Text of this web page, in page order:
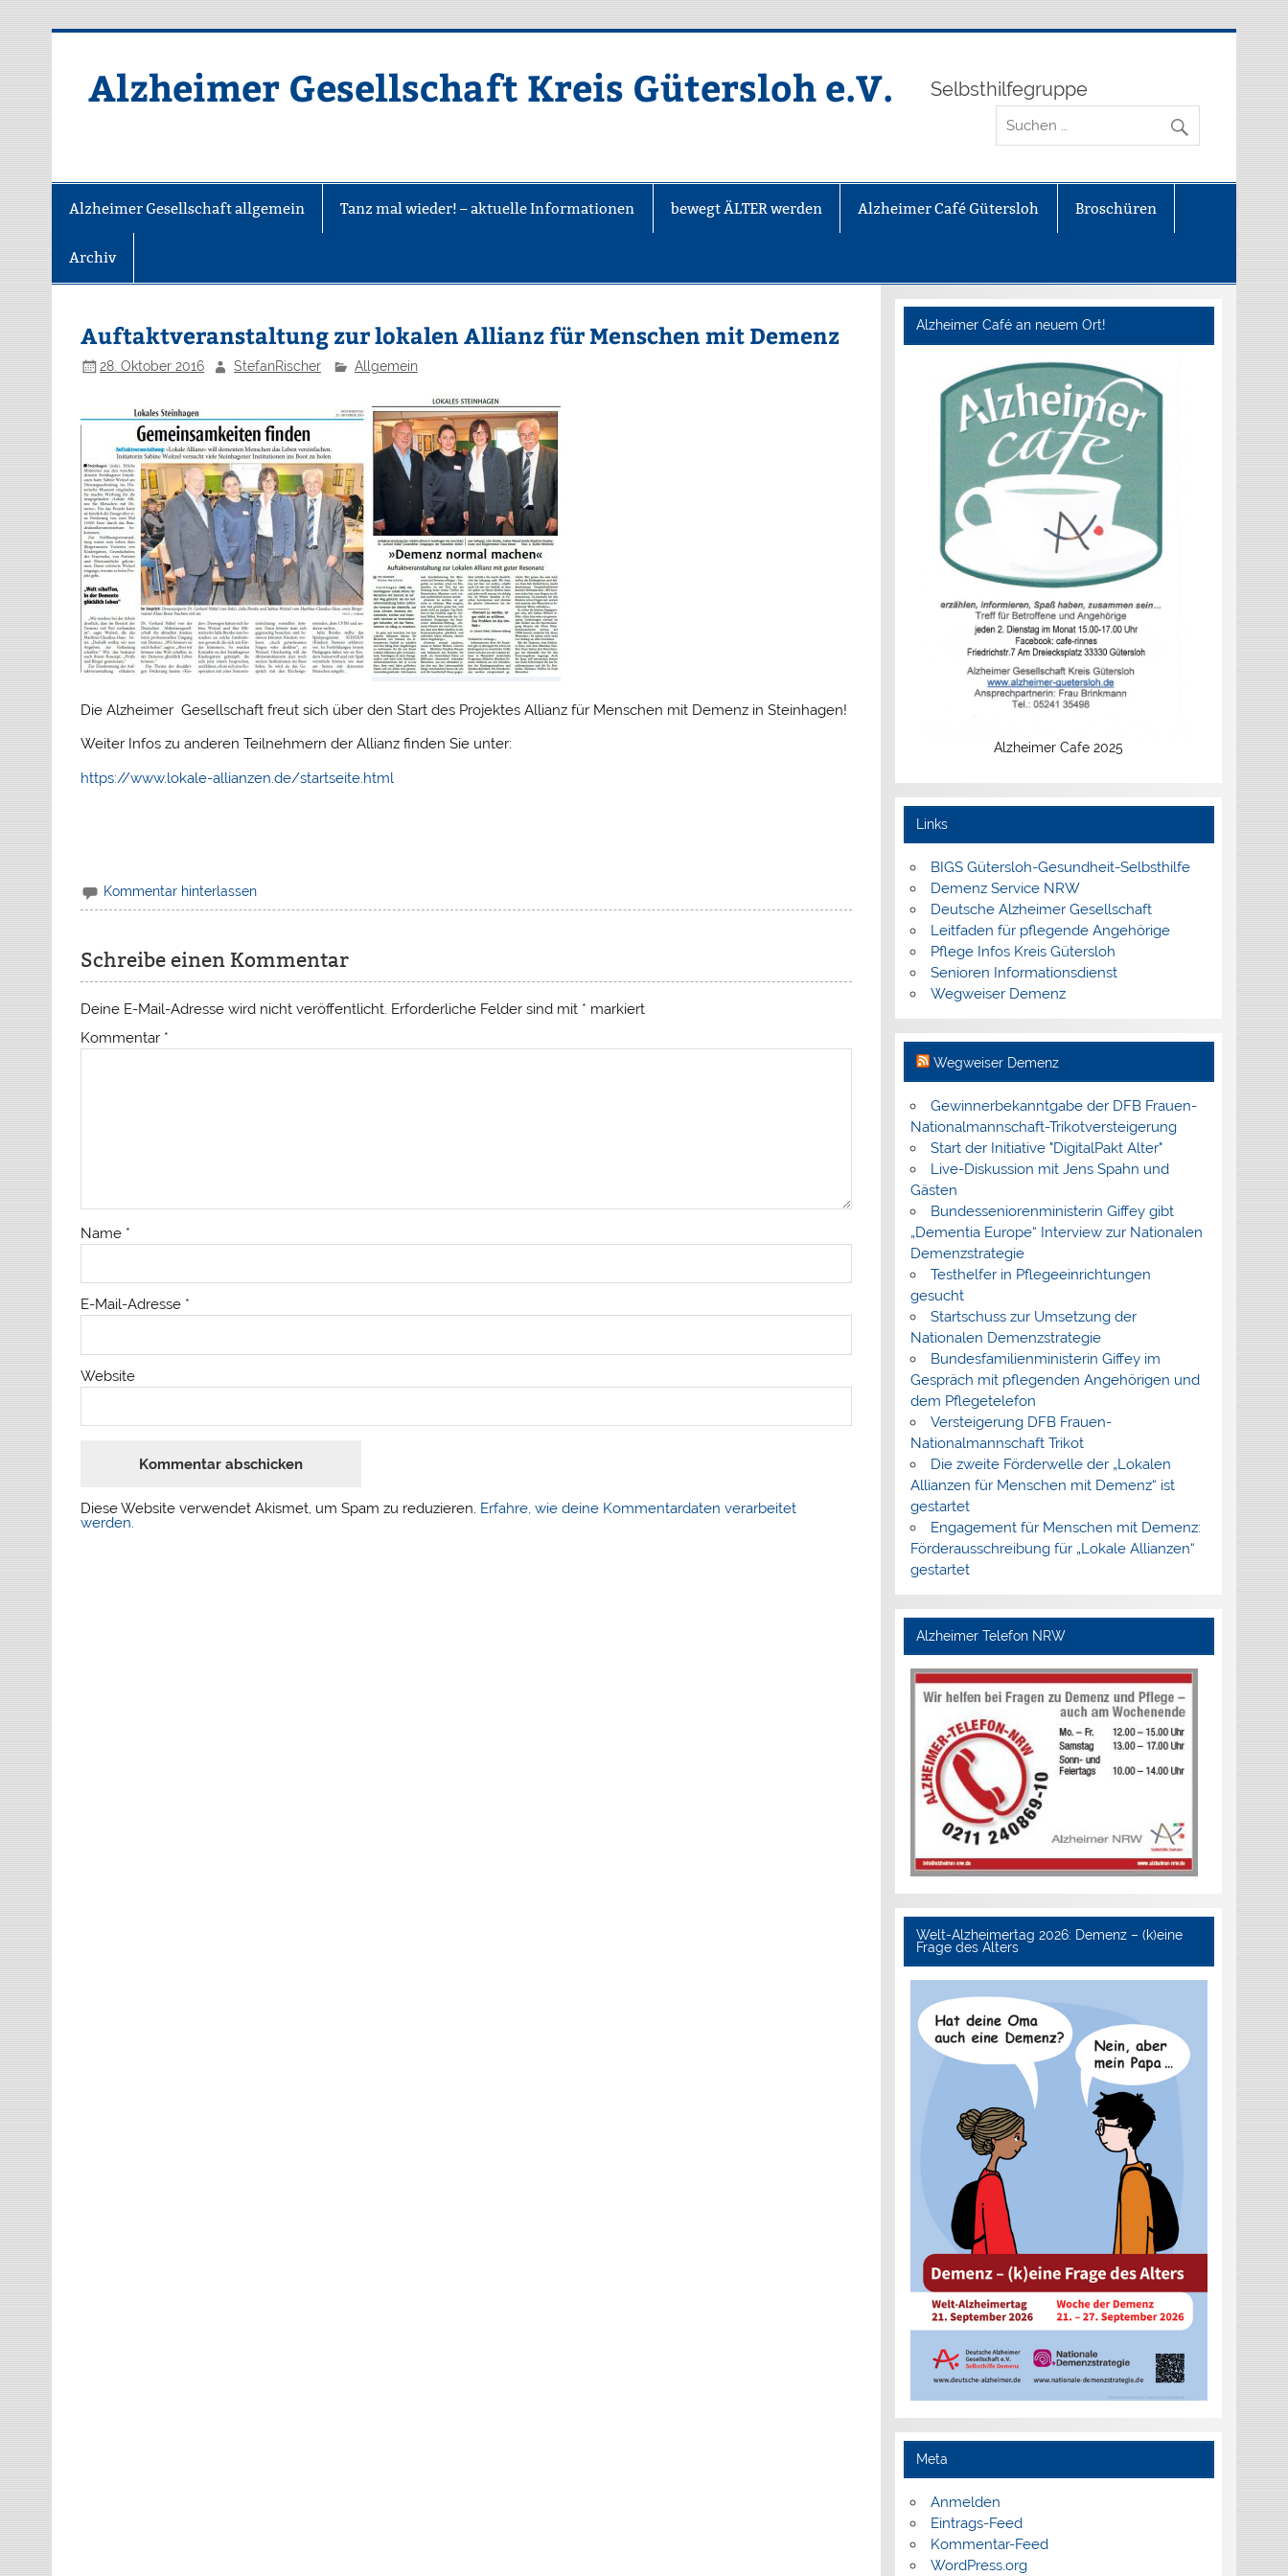
Alzheimer Gesellschaft Kreis Gütersloh e.V. Selbsthilfegruppe
Alzheimer Gesellschaft allgemein Tanz mal wieder! – aktuelle Informationen bewegt ÄLTER werden Alzheimer Café Gütersloh Broschüren
Archiv
Auftaktveranstaltung zur lokalen Allianz für Menschen mit Demenz
28. Oktober 2016 StefanRischer Allgemein
Die Alzheimer Gesellschaft freut sich über den Start des Projektes Allianz für Menschen mit Demenz in Steinhagen!
Weiter Infos zu anderen Teilnehmern der Allianz finden Sie unter:
https://www.lokale-allianzen.de/startseite.html
Kommentar hinterlassen
Schreibe einen Kommentar
Deine E-Mail-Adresse wird nicht veröffentlicht. Erforderliche Felder sind mit * markiert
Kommentar *
Name *
E-Mail-Adresse *
Website
Diese Website verwendet Akismet, um Spam zu reduzieren. Erfahre, wie deine Kommentardaten verarbeitet
werden.
Alzheimer Café an neuem Ort!
Alzheimer Cafe 2025
Links
BIGS Gütersloh-Gesundheit-Selbsthilfe
Demenz Service NRW
Deutsche Alzheimer Gesellschaft
Leitfaden für pflegende Angehörige
Pflege Infos Kreis Gütersloh
Senioren Informationsdienst
Wegweiser Demenz
Wegweiser Demenz
Gewinnerbekanntgabe der DFB Frauen-
Nationalmannschaft-Trikotversteigerung
Start der Initiative "DigitalPakt Alter"
Live-Diskussion mit Jens Spahn und
Gästen
Bundesseniorenministerin Giffey gibt
„Dementia Europe“ Interview zur Nationalen
Demenzstrategie
Testhelfer in Pflegeeinrichtungen
gesucht
Startschuss zur Umsetzung der
Nationalen Demenzstrategie
Bundesfamilienministerin Giffey im
Gespräch mit pflegenden Angehörigen und
dem Pflegetelefon
Versteigerung DFB Frauen-
Nationalmannschaft Trikot
Die zweite Förderwelle der „Lokalen
Allianzen für Menschen mit Demenz“ ist
gestartet
Engagement für Menschen mit Demenz:
Förderausschreibung für „Lokale Allianzen“
gestartet
Alzheimer Telefon NRW
Welt-Alzheimertag 2026: Demenz – (k)eine
Frage des Alters
Meta
Anmelden
Eintrags-Feed
Kommentar-Feed
WordPress.org